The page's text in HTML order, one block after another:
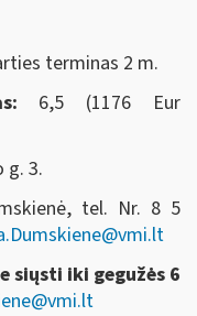
terminas 2 m.
6,5 (1176 Eur
g. 3.
tel. Nr. 8 5
siųsti iki gegužės 6